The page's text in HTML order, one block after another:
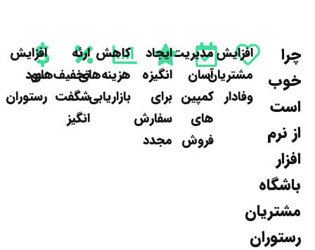
نرم
افزایش
مشتریان
وفادار
مدیریت
آسان
کمپین
های
فروش
ایجاد
انگیزه
برای
سفارش
مجدد
کاهش
هزینه‌های
بازاریابی
ارئه
تخفیف‌های
شگفت
انگیز
افزایش
سود
رستوران